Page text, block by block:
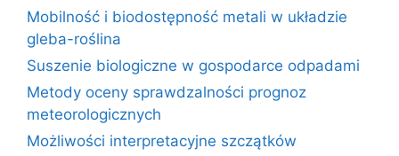
Mobilność i biodostępność metali w układzie
gleba-roślina
Suszenie biologiczne w gospodarce odpadami
Metody oceny sprawdzalności prognoz
meteorologicznych
Możliwości interpretacyjne szczątków